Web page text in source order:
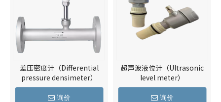
差压密度计（Differential
pressure densimeter）
询价
超声波液位计（Ultrasonic
level meter）
询价